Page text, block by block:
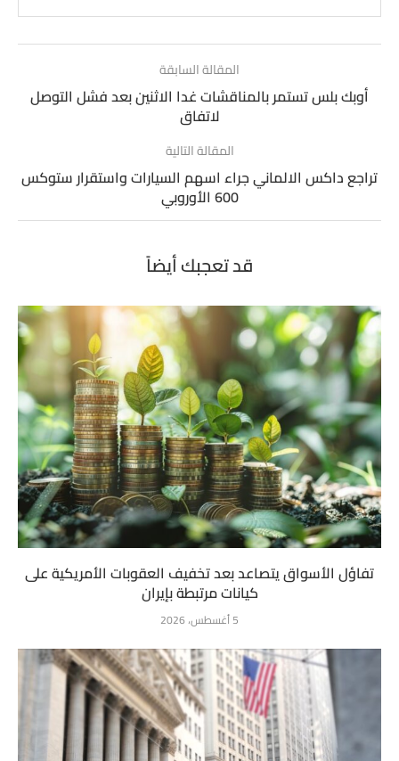
المقالة السابقة
أوبك بلس تستمر بالمناقشات غدا الاثنين بعد فشل التوصل
لاتفاق
المقالة التالية
تراجع داكس الالماني جراء اسهم السيارات واستقرار ستوكس
600 الأوروبي
قد تعجبك أيضاً
تفاؤل الأسواق يتصاعد بعد تخفيف العقوبات الأمريكية على
كيانات مرتبطة بإيران
5 أغسطس، 2026